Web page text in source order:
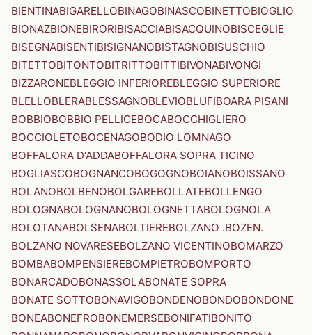
BIENTINABIGARELLOBINAGOBINASCOBINETTOBIOGLIO
BIONAZBIONEBIRORIBISACCIABISACQUINOBISCEGLIE
BISEGNABISENTIBISIGNANOBISTAGNOBISUSCHIO
BITETTOBITONTOBITRITTOBITTIBIVONABIVONGI
BIZZARONEBLEGGIO INFERIOREBLEGGIO SUPERIORE
BLELLOBLERABLESSAGNOBLEVIOBLUFIBOARA PISANI
BOBBIOBOBBIO PELLICEBOCABOCCHIGLIERO
BOCCIOLETOBOCENAGOBODIO LOMNAGO
BOFFALORA D'ADDABOFFALORA SOPRA TICINO
BOGLIASCOBOGNANCOBOGOGNOBOIANOBOISSANO
BOLANOBOLBENOBOLGAREBOLLATEBOLLENGO
BOLOGNABOLOGNANOBOLOGNETTABOLOGNOLA
BOLOTANABOLSENABOLTIEREBOLZANO .BOZEN.
BOLZANO NOVARESEBOLZANO VICENTINOBOMARZO
BOMBABOMPENSIEREBOMPIETROBOMPORTO
BONARCADOBONASSOLABONATE SOPRA
BONATE SOTTOBONAVIGOBONDENOBONDOBONDONE
BONEABONEFROBONEMERSEBONIFATIBONITO